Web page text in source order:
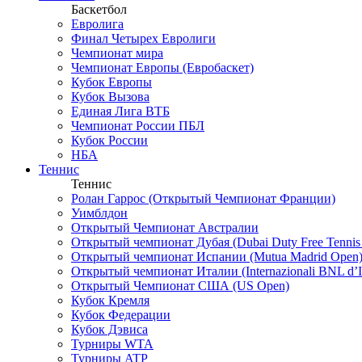
Баскетбол
Евролига
Финал Четырех Евролиги
Чемпионат мира
Чемпионат Европы (Евробаскет)
Кубок Европы
Кубок Вызова
Единая Лига ВТБ
Чемпионат России ПБЛ
Кубок России
НБА
Теннис
Теннис
Ролан Гаррос (Открытый Чемпионат Франции)
Уимблдон
Открытый Чемпионат Австралии
Открытый чемпионат Дубая (Dubai Duty Free Tennis
Открытый чемпионат Испании (Mutua Madrid Open)
Открытый чемпионат Италии (Internazionali BNL
Открытый Чемпионат США (US Open)
Кубок Кремля
Кубок Федерации
Кубок Дэвиса
Турниры WTA
Турниры ATP